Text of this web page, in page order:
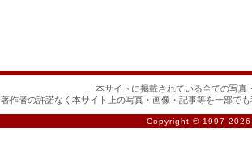
本サイトに掲載されている全ての写真
著作者の許諾なく本サイト上の写真・画像・記事等を一部で
Copyright © 1997-